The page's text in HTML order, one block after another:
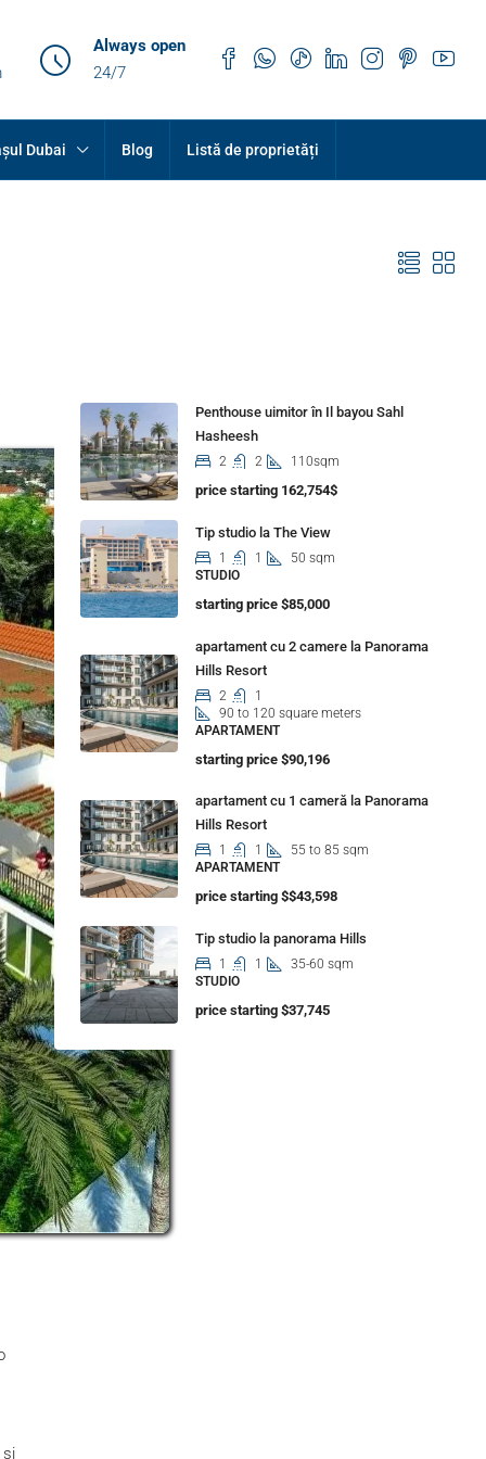
Always open
24/7
Dubai Blog Listă de proprietăți
și
Penthouse uimitor în Il bayou Sahl
Hasheesh
2 2 110sqm
price starting 162,754$
Tip studio la The View
1 1
50 sqm
STUDIO
starting price $85,000
apartament cu 2 camere la Panorama
Hills Resort
2
1
90 to 120 square meters
APARTAMENT
starting price $90,196
apartament cu 1 cameră la Panorama
Hills Resort
1 1
55 to 85 sqm
APARTAMENT
price starting $$43,598
Tip studio la panorama Hills
1 1
35-60 sqm
STUDIO
price starting $37,745